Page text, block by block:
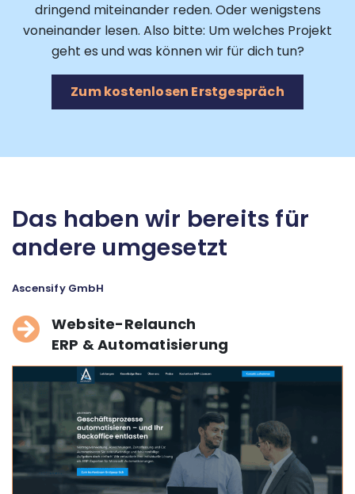
dringend miteinander reden. Oder wenigstens
voneinander lesen. Also bitte: Um welches Projekt
geht es und was können wir für dich tun?
Zum kostenlosen Erstgespräch
Das haben wir bereits für
andere umgesetzt
Ascensify GmbH
Website-Relaunch
ERP & Automatisierung